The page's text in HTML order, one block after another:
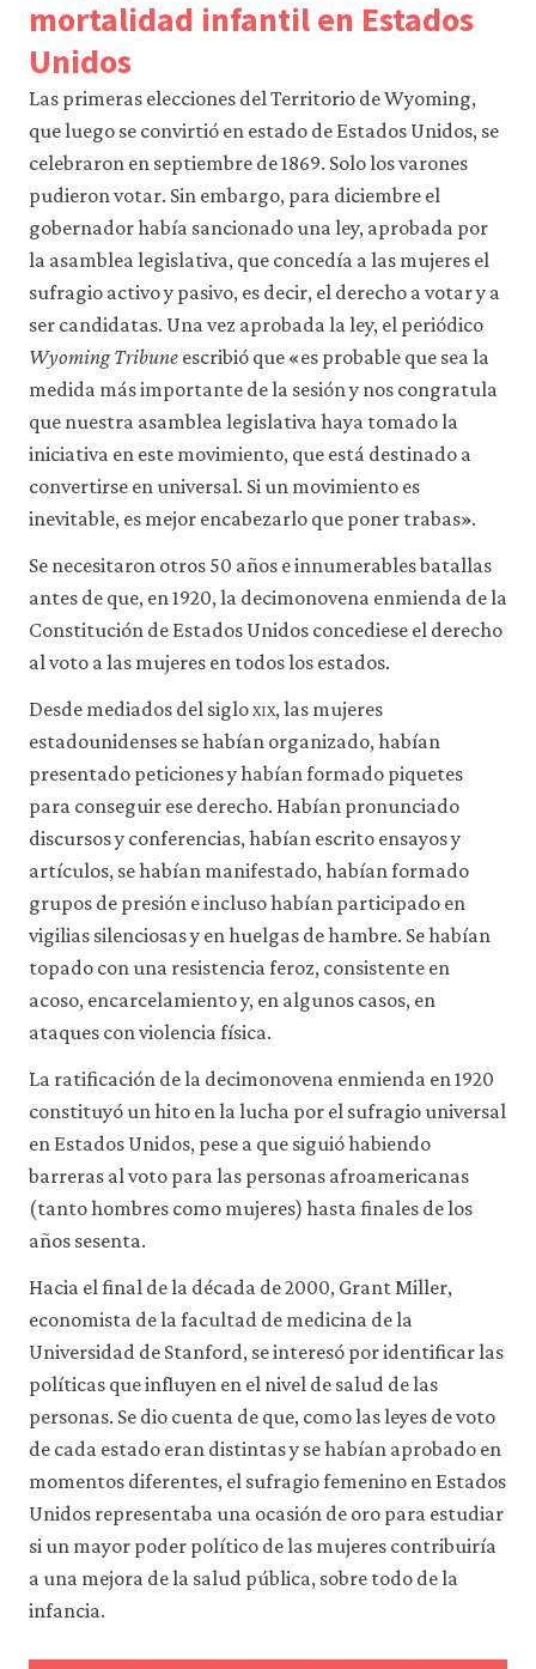
acceder
recursos
los
que
hay
que
tener
una
sesión
iniciada).
También
gustaría
utilizar
cookies
que
nos
a
mejorar
funcionalidad
la
facilidad
de
de
nuestro
sitio
web.
Estas
cookies
analíticas
se
instalarán
las
aceptas.
No
ni
datos
personales
de
uso
a
terceros
ni
empleamos
con
otro
fin.
obtener
información
sobre
las
que
utilizamos,
mortalidad infantil en Estados
Unidos
Las primeras elecciones del Territorio de Wyoming,
que luego se convirtió en estado de Estados Unidos, se
celebraron en septiembre de 1869. Solo los varones
pudieron votar. Sin embargo, para diciembre el
gobernador había sancionado una ley, aprobada por
la asamblea legislativa, que concedía a las mujeres el
sufragio activo y pasivo, es decir, el derecho a votar y a
ser candidatas. Una vez aprobada la ley, el periódico
Wyoming Tribune escribió que «es probable que sea la
medida más importante de la sesión y nos congratula
que nuestra asamblea legislativa haya tomado la
iniciativa en este movimiento, que está destinado a
convertirse en universal. Si un movimiento es
inevitable, es mejor encabezarlo que poner trabas».
Se necesitaron otros 50 años e innumerables batallas
antes de que, en 1920, la decimonovena enmienda de la
Constitución de Estados Unidos concediese el derecho
al voto a las mujeres en todos los estados.
Desde mediados del sigloxix, las mujeres
estadounidenses se habían organizado, habían
presentado peticiones y habían formado piquetes
para conseguir ese derecho. Habían pronunciado
discursos y conferencias, habían escrito ensayos y
artículos, se habían manifestado, habían formado
grupos de presión e incluso habían participado en
vigilias silenciosas y en huelgas de hambre. Se habían
topado con una resistencia feroz, consistente en
acoso, encarcelamiento y, en algunos casos, en
ataques con violencia física.
La ratificación de la decimonovena enmienda en 1920
constituyó un hito en la lucha por el sufragio universal
en Estados Unidos, pese a que siguió habiendo
barreras al voto para las personas afroamericanas
(tanto hombres como mujeres) hasta finales de los
años sesenta.
Hacia el final de la década de 2000, Grant Miller,
economista de la facultad de medicina de la
Universidad de Stanford, se interesó por identificar las
políticas que influyen en el nivel de salud de las
personas. Se dio cuenta de que, como las leyes de voto
de cada estado eran distintas y se habían aprobado en
momentos diferentes, el sufragio femenino en Estados
Unidos representaba una ocasión de oro para estudiar
si un mayor poder político de las mujeres contribuiría
a una mejora de la salud pública, sobre todo de la
infancia.